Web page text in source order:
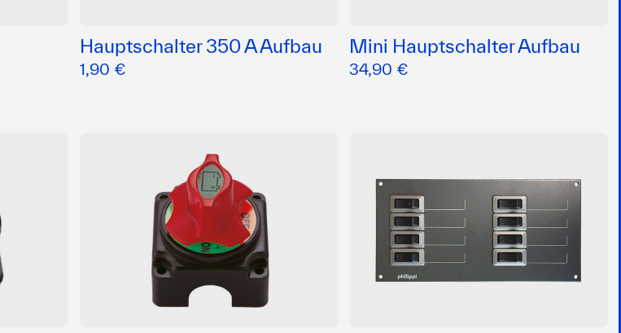
Hauptschalter 350 A Aufbau
1,90 €
Mini Hauptschalter Aufbau
34,90 €